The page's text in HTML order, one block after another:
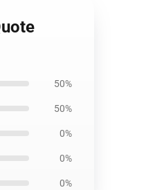
50%
50%
0%
0%
0%